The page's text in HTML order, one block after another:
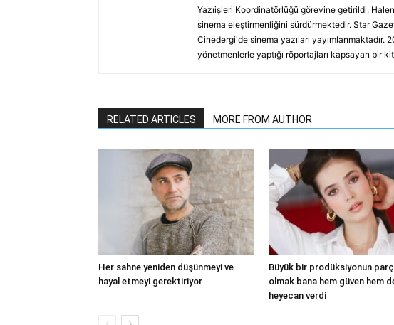
Yazıişleri Koordinatörlüğü görevine getirildi.
sinema eleştirmenliğini sürdürmektedir. Star
Cinedergi'de sinema yazıları yayımlanmaktadır.
yönetmenlerle yaptığı röportajları kapsayan bir
RELATED ARTICLES MORE FROM AUTHOR
Her sahne yeniden düşünmeyi ve
hayal etmeyi gerektiriyor
Büyük bir prodüksiyonun
olmak bana hem güven hem
heyecan verdi